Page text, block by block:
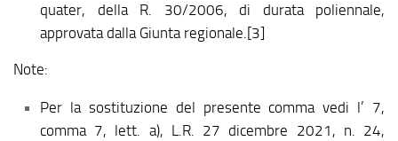
quater, della R. 30/2006, di durata poliennale,
approvata dalla Giunta regionale.[3]
Note:
Per la sostituzione del presente comma vedi l’ 7,
comma 7, lett. a), L.R. 27 dicembre 2021, n. 24,